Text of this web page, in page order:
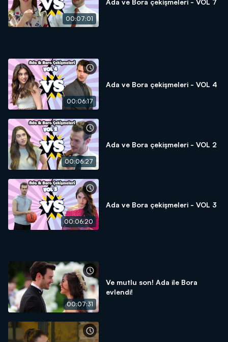
00:07:01
00:06:17
Ada ve Bora çekişmeleri - VOL 4
00:06:27
Ada ve Bora çekişmeleri - VOL 2
00:06:20
Ada ve Bora çekişmeleri - VOL 3
00:07:31
Ve mutlu son! Ada ile Bora
evlendi!